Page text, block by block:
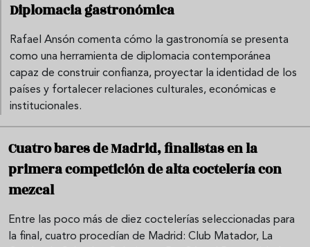
Diplomacia gastronómica
Rafael Ansón comenta cómo la gastronomía se presenta
como una herramienta de diplomacia contemporánea
capaz de construir confianza, proyectar la identidad de los
países y fortalecer relaciones culturales, económicas e
institucionales.
Cuatro bares de Madrid, finalistas en la
primera competición de alta coctelería con
mezcal
Entre las poco más de diez coctelerías seleccionadas para
la final, cuatro procedían de Madrid: Club Matador, La